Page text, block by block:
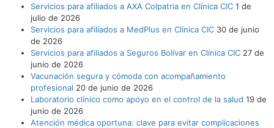
Servicios para afiliados a AXA Colpatria en Clínica CIC 1 de
julio de 2026
Servicios para afiliados a MedPlus en Clínica CIC 30 de junio
de 2026
Servicios para afiliados a Seguros Bolívar en Clínica CIC 27 de
junio de 2026
Vacunación segura y cómoda con acompañamiento
profesional 20 de junio de 2026
Laboratorio clínico como apoyo en el control de la salud 19 de
junio de 2026
Atención médica oportuna: clave para evitar complicaciones